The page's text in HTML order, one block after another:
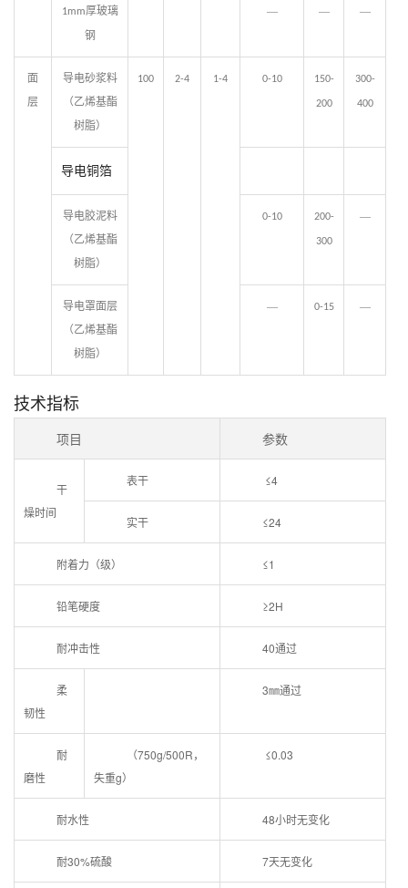
1mm厚玻璃
钢
— — —
面
层
导电砂浆料
（乙烯基酯
树脂）
100 2-4 1-4 0-10 150-
200
300-
400
导电铜箔
导电胶泥料
（乙烯基酯
树脂）
0-10 200-
300
—
导电罩面层
（乙烯基酯
树脂）
— 0-15 —
技术指标
项目
参数
干
燥时间
表干 ≤4
实干 ≤24
附着力（级） ≤1
铅笔硬度 ≥2H
耐冲击性 40通过
柔
韧性
3㎜通过
耐
磨性
（750g/500R，
失重g）
≤0.03
耐水性 48小时无变化
耐30%硫酸 7天无变化